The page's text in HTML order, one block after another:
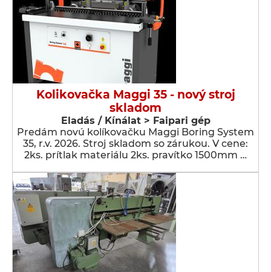
Kolikovačka Maggi 35 - nový stroj
skladom
Eladás / Kínálat > Faipari gép
Predám novú kolíkovačku Maggi Boring System
35, r.v. 2026. Stroj skladom so zárukou. V cene:
2ks. prítlak materiálu 2ks. pravítko 1500mm …